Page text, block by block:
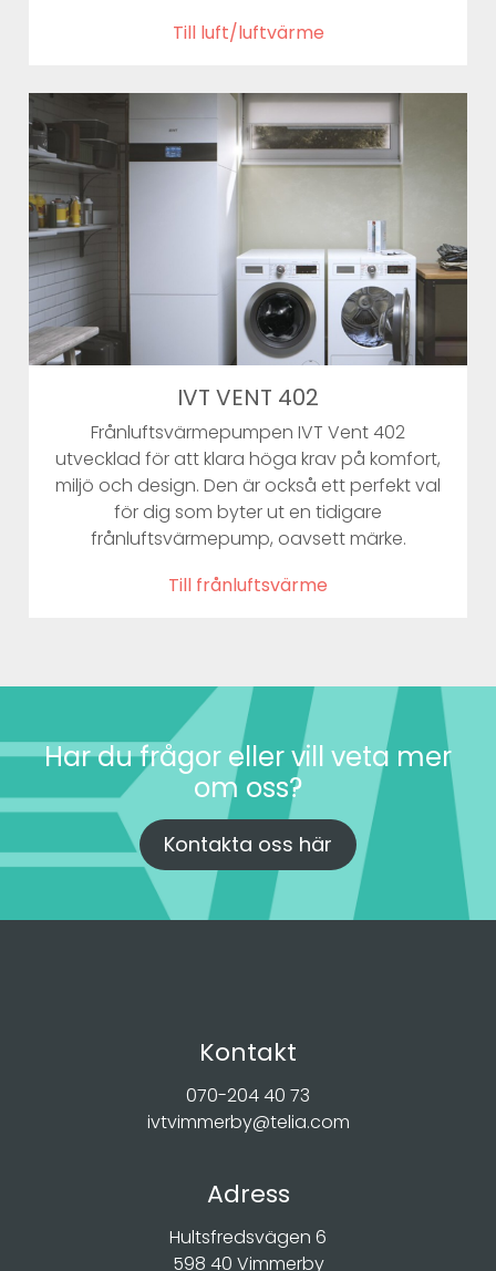
Till luft/luftvärme
IVT VENT 402
Frånluftsvärmepumpen IVT Vent 402
utvecklad för att klara höga krav på komfort,
miljö och design. Den är också ett perfekt val
för dig som byter ut en tidigare
frånluftsvärmepump, oavsett märke.
Till frånluftsvärme
Har du frågor eller vill veta mer
om oss?
Kontakta oss här
Kontakt
070-204 40 73
ivtvimmerby@telia.com
Adress
Hultsfredsvägen 6
598 40 Vimmerby